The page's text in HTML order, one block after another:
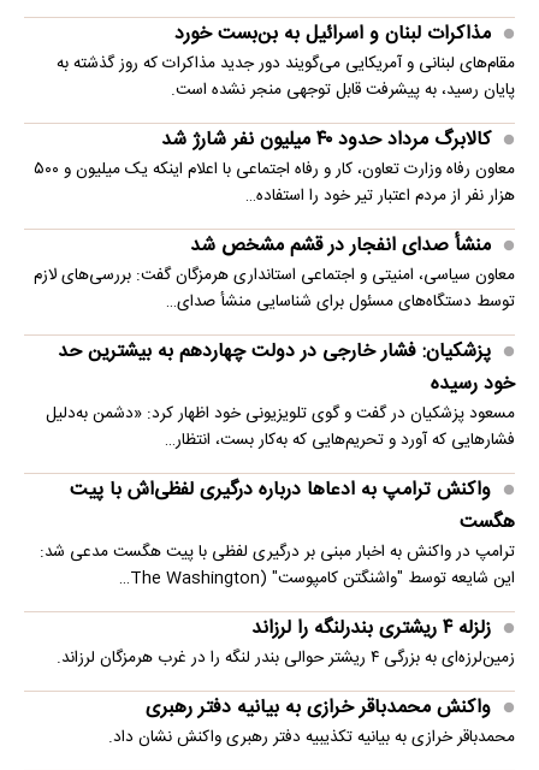
مذاکرات لبنان و اسرائیل به بن‌بست خورد
مقام‌های لبنانی و آمریکایی می‌گویند دور جدید مذاکرات که روز گذشته به
پایان رسید، به پیشرفت قابل توجهی منجر نشده است.
کالابرگ مرداد حدود ۴۰‌ میلیون نفر شارژ شد
معاون رفاه وزارت تعاون، کار و رفاه اجتماعی با اعلام اینکه یک میلیون و ۵۰۰
هزار نفر از مردم اعتبار تیر خود را استفاده…
منشأ صدای انفجار در قشم مشخص شد
معاون سیاسی، امنیتی و اجتماعی استانداری هرمزگان گفت: بررسی‌های لازم
توسط دستگاه‌های مسئول برای شناسایی منشأ صدای…
پزشکیان: فشار خارجی در دولت چهاردهم به بیشترین حد
خود رسیده
مسعود پزشکیان در گفت و گوی تلویزیونی خود اظهار کرد: «دشمن به‌دلیل
فشارهایی که آورد و تحریم‌هایی که به‌کار بست، انتظار…
واکنش ترامپ به ادعاها درباره درگیری لفظی‌اش با پیت
هگست
ترامپ در واکنش به اخبار مبنی بر درگیری لفظی با پیت هگست مدعی شد:
این شایعه توسط "واشنگتن کامپوست" (The Washington…
زلزله ۴ ریشتری بندرلنگه را لرزاند
زمین‌لرزه‌ای به بزرگی ۴ ریشتر حوالی بندر لنگه را در غرب هرمزگان لرزاند.
واکنش محمدباقر خرازی به بیانیه دفتر رهبری
محمدباقر خرازی به بیانیه تکذیبیه دفتر رهبری واکنش نشان داد.